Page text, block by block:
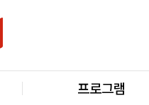
프로그램